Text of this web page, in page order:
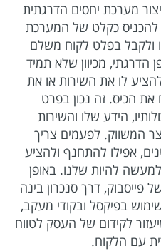
מערכת יחסים הדרגתית
להכניס כקלט של המערכת
ולקבל בפלט לקוח משלם
הדרגתי, מכיוון שלא תמיד
לו את השירות או את
הכיס. זה נכון בפרט
הידע שלו והשירות
המשווק. לפעמים צריך
אפילו להתחנף ולהציע
להיות שלנו. באופן
פייסבוק, דרך סנכרון בינה
שימוש בפיקסל ובקודי מעקב,
לקידום של העסק לטווח
עם הלקוח.